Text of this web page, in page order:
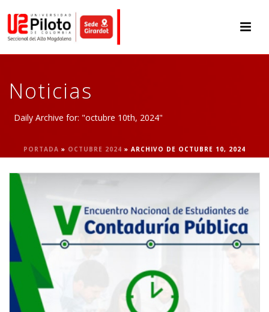
Noticias
Daily Archive for: "octubre 10th, 2024"
PORTADA » OCTUBRE 2024 » ARCHIVO DE OCTUBRE 10, 2024